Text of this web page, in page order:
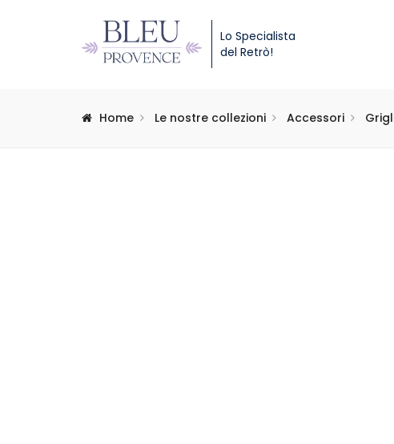
Lo Specialista
del Retrò!
Home Le nostre collezioni Accessori